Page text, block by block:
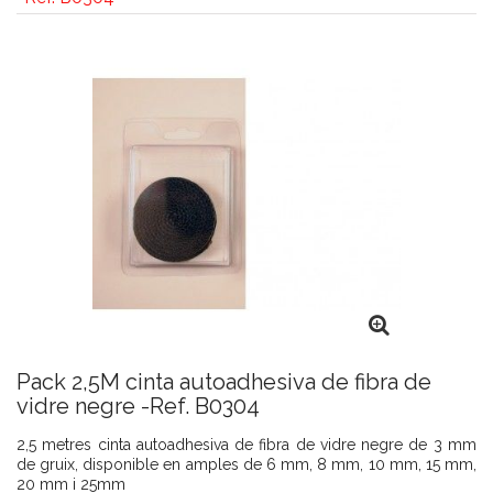
Pack 2,5M cinta autoadhesiva de fibra de
vidre negre -Ref. B0304
2,5 metres cinta autoadhesiva de fibra de vidre negre de 3 mm
de gruix, disponible en amples de 6 mm, 8 mm, 10 mm, 15 mm,
20 mm i 25mm